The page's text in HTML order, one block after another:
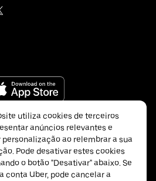
utiliza cookies de terceiros
anúncios relevantes e
ao relembrar a sua
Pode desativar estes cookies
o botão "Desativar" abaixo. Se
conta Uber, pode cancelar a